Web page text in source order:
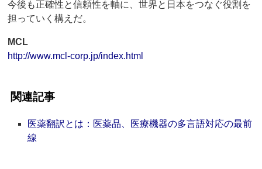
今後も正確性と信頼性を軸に、世界と日本をつなぐ役割を
担っていく構えだ。
MCL
http://www.mcl-corp.jp/index.html
関連記事
医薬翻訳とは：医薬品、医療機器の多言語対応の最前
線